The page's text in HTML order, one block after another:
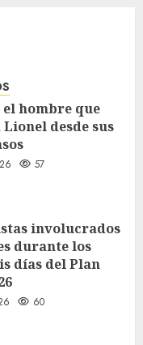
el hombre que
desde sus
57
involucrados
durante los
días del Plan
60